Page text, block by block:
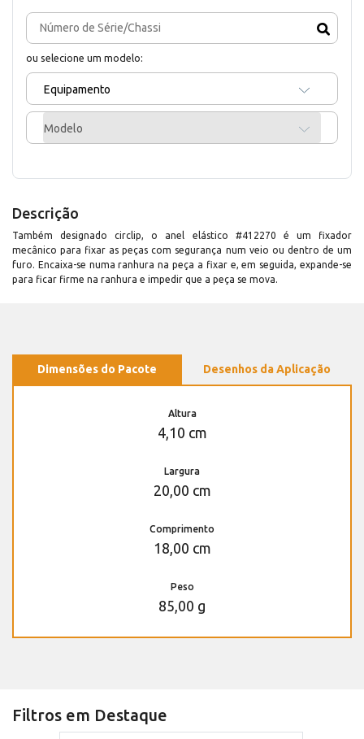
ou selecione um modelo:
Equipamento
Modelo
Descrição
Também designado circlip, o anel elástico #412270 é um fixador
mecânico para fixar as peças com segurança num veio ou dentro de um
furo. Encaixa-se numa ranhura na peça a fixar e, em seguida, expande-se
para ficar firme na ranhura e impedir que a peça se mova.
Dimensões do Pacote Desenhos da Aplicação
Altura
4,10 cm
Largura
20,00 cm
Comprimento
18,00 cm
Peso
85,00 g
Filtros em Destaque